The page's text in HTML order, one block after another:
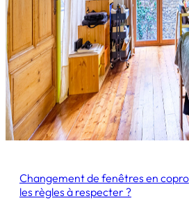
Changement de fenêtres en
les règles à respecter ?